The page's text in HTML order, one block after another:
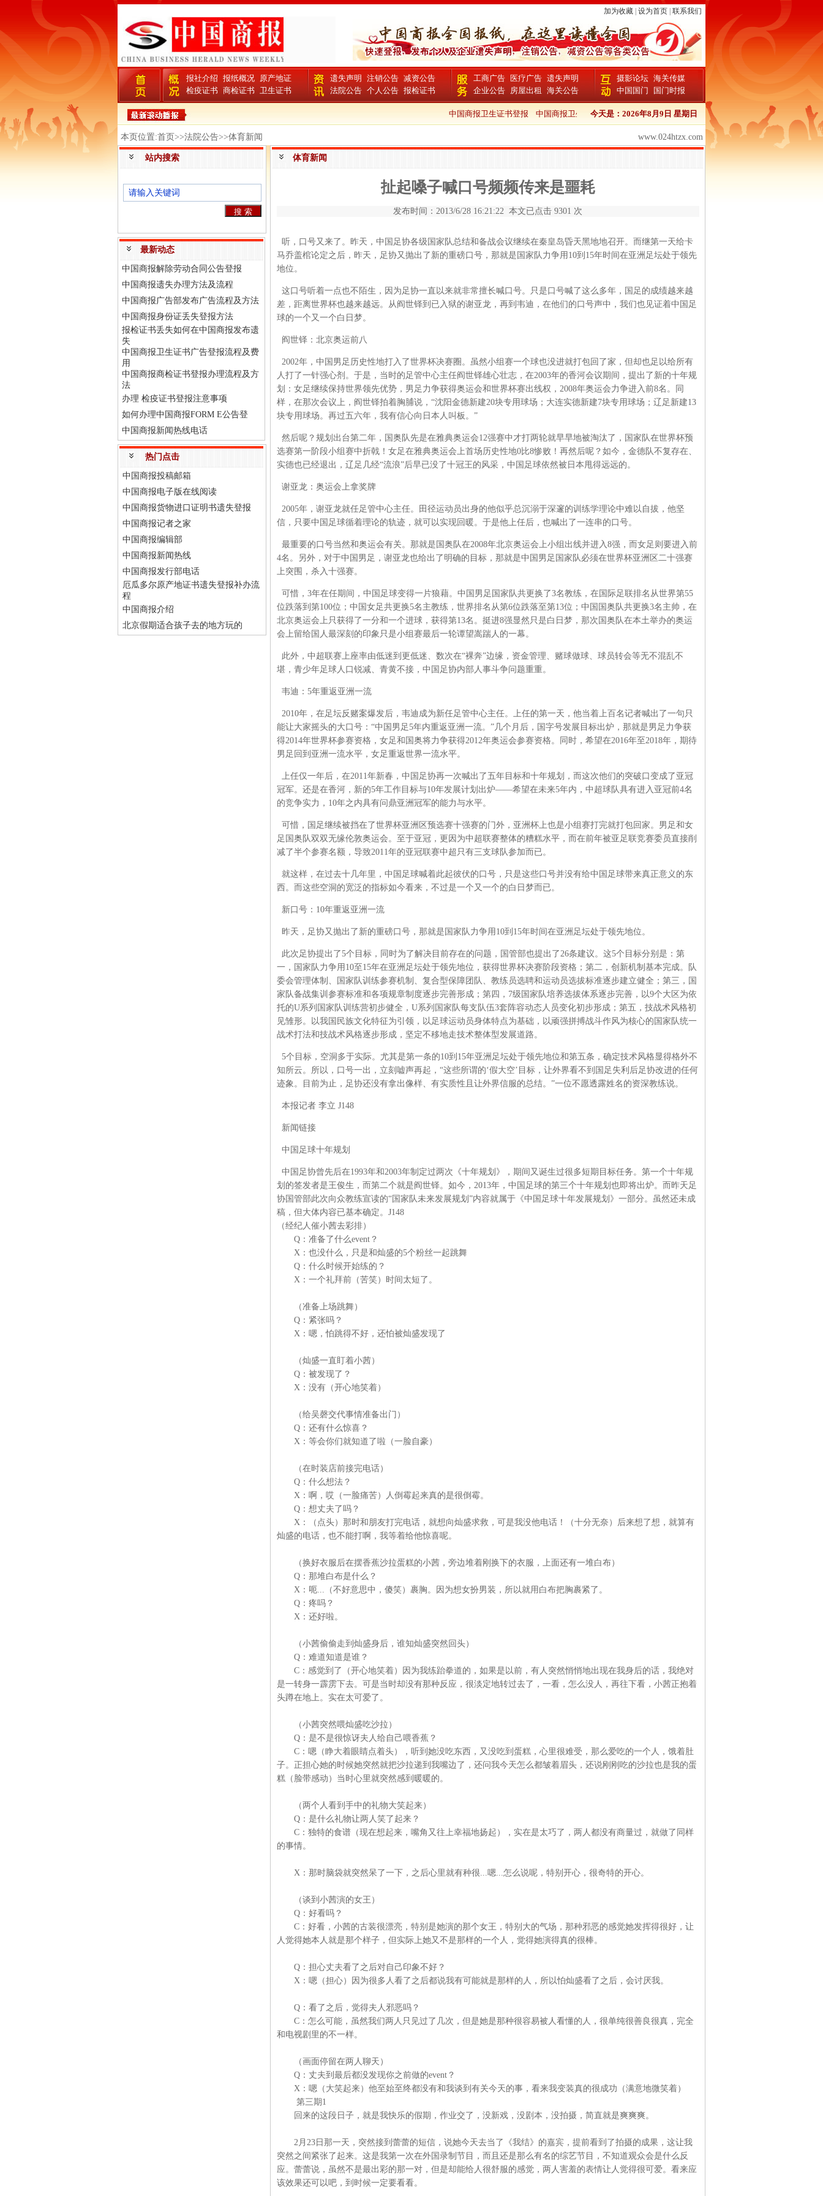
加为收藏 设为首页 联系我们
报社介绍 报纸概况 原产地证
检疫证书 商检证书 卫生证书
遗失声明 注销公告 减资公告
法院公告 个人公告 报检证书
工商广告 医疗广告 遗失声明
企业公告 房屋出租 海关公告
摄影论坛 海关传媒
中国国门
国门时报
中国商报卫生证书登报 中国商报卫生证书登报流程 中国商报报检证书登报 中国商报个人证件遗失登报 中
今天是： 2026年8月9日 星期日
本页位置:首页>>法院公告>>体育新闻 www.024htzx.com
站内搜索
最新动态
中国商报解除劳动合同公告登报
中国商报遗失办理方法及流程
中国商报广告部发布广告流程及方法
中国商报身份证丢失登报方法
报检证书丢失如何在中国商报发布遗
失
中国商报卫生证书广告登报流程及费
用
中国商报商检证书登报办理流程及方
法
办理 检疫证书登报注意事项
如何办理中国商报FORM E公告登
中国商报新闻热线电话
热门点击
中国商报投稿邮箱
中国商报电子版在线阅读
中国商报货物进口证明书遗失登报
中国商报记者之家
中国商报编辑部
中国商报新闻热线
中国商报发行部电话
厄瓜多尔原产地证书遗失登报补办流
程
中国商报介绍
北京假期适合孩子去的地方玩的
体育新闻
扯起嗓子喊口号频频传来是噩耗
发布时间：2013/6/28 16:21:22 本文已点击 9301 次
听，口号又来了。昨天，中国足协各级国家队总结和备战会议继续在秦皇岛昏天黑地地召开。而继第一天给卡
马乔盖棺论定之后，昨天，足协又抛出了新的重磅口号，那就是国家队力争用10到15年时间在亚洲足坛处于领先
地位。
这口号听着一点也不陌生，因为足协一直以来就非常擅长喊口号。只是口号喊了这么多年，国足的成绩越来越
差，距离世界杯也越来越远。从阎世铎到已入狱的谢亚龙，再到韦迪，在他们的口号声中，我们也见证着中国足
球的一个又一个白日梦。
阎世铎：北京奥运前八
2002年，中国男足历史性地打入了世界杯决赛圈。虽然小组赛一个球也没进就打包回了家，但却也足以给所有
人打了一针强心剂。于是，当时的足管中心主任阎世铎雄心壮志，在2003年的香河会议期间，提出了新的十年规
划：女足继续保持世界领先优势，男足力争获得奥运会和世界杯赛出线权，2008年奥运会力争进入前8名。同
样，在那次会议上，阎世铎拍着胸脯说，“沈阳金德新建20块专用球场；大连实德新建7块专用球场；辽足新建13
块专用球场。再过五六年，我有信心向日本人叫板。”
然后呢？规划出台第二年，国奥队先是在雅典奥运会12强赛中才打两轮就早早地被淘汰了，国家队在世界杯预
选赛第一阶段小组赛中折戟！女足在雅典奥运会上首场历史性地0比8惨败！再然后呢？如今，金德队不复存在、
实德也已经退出，辽足几经“流浪”后早已没了十冠王的风采，中国足球依然被日本甩得远远的。
谢亚龙：奥运会上拿奖牌
2005年，谢亚龙就任足管中心主任。田径运动员出身的他似乎总沉溺于深邃的训练学理论中难以自拔，他坚
信，只要中国足球循着理论的轨迹，就可以实现回暖。于是他上任后，也喊出了一连串的口号。
最重要的口号当然和奥运会有关。那就是国奥队在2008年北京奥运会上小组出线并进入8强，而女足则要进入前
4名。另外，对于中国男足，谢亚龙也给出了明确的目标，那就是中国男足国家队必须在世界杯亚洲区二十强赛
上突围，杀入十强赛。
可惜，3年在任期间，中国足球变得一片狼藉。中国男足国家队共更换了3名教练，在国际足联排名从世界第55
位跌落到第100位；中国女足共更换5名主教练，世界排名从第6位跌落至第13位；中国国奥队共更换3名主帅，在
北京奥运会上只获得了一分和一个进球，获得第13名。挺进8强显然只是白日梦，那次国奥队在本土举办的奥运
会上留给国人最深刻的印象只是小组赛最后一轮谭望嵩踹人的一幕。
此外，中超联赛上座率由低迷到更低迷、数次在“裸奔”边缘，资金管理、赌球做球、球员转会等无不混乱不
堪，青少年足球人口锐减、青黄不接，中国足协内部人事斗争问题重重。
韦迪：5年重返亚洲一流
2010年，在足坛反赌案爆发后，韦迪成为新任足管中心主任。上任的第一天，他当着上百名记者喊出了一句只
能让大家摇头的大口号：“中国男足5年内重返亚洲一流。”几个月后，国字号发展目标出炉，那就是男足力争获
得2014年世界杯参赛资格，女足和国奥将力争获得2012年奥运会参赛资格。同时，希望在2016年至2018年，期待
男足回到亚洲一流水平，女足重返世界一流水平。
上任仅一年后，在2011年新春，中国足协再一次喊出了五年目标和十年规划，而这次他们的突破口变成了亚冠
冠军。还是在香河，新的5年工作目标与10年发展计划出炉——希望在未来5年内，中超球队具有进入亚冠前4名
的竞争实力，10年之内具有问鼎亚洲冠军的能力与水平。
可惜，国足继续被挡在了世界杯亚洲区预选赛十强赛的门外，亚洲杯上也是小组赛打完就打包回家。男足和女
足国奥队双双无缘伦敦奥运会。至于亚冠，更因为中超联赛整体的糟糕水平，而在前年被亚足联竞赛委员直接削
减了半个参赛名额，导致2011年的亚冠联赛中超只有三支球队参加而已。
就这样，在过去十几年里，中国足球喊着此起彼伏的口号，只是这些口号并没有给中国足球带来真正意义的东
西。而这些空洞的宽泛的指标如今看来，不过是一个又一个的白日梦而已。
新口号：10年重返亚洲一流
昨天，足协又抛出了新的重磅口号，那就是国家队力争用10到15年时间在亚洲足坛处于领先地位。
此次足协提出了5个目标，同时为了解决目前存在的问题，国管部也提出了26条建议。这5个目标分别是：第
一，国家队力争用10至15年在亚洲足坛处于领先地位，获得世界杯决赛阶段资格；第二，创新机制基本完成。队
委会管理体制、国家队训练参赛机制、复合型保障团队、教练员选聘和运动员选拔标准逐步建立健全；第三，国
家队备战集训参赛标准和各项规章制度逐步完善形成；第四，7级国家队培养选拔体系逐步完善，以9个大区为依
托的U系列国家队训练营初步健全，U系列国家队每支队伍3套阵容动态人员变化初步形成；第五，技战术风格初
见雏形。以我国民族文化特征为引领，以足球运动员身体特点为基础，以顽强拼搏战斗作风为核心的国家队统一
战术打法和技战术风格逐步形成，坚定不移地走技术整体型发展道路。
5个目标，空洞多于实际。尤其是第一条的10到15年亚洲足坛处于领先地位和第五条，确定技术风格显得格外不
知所云。所以，口号一出，立刻嘘声再起，“这些所谓的‘假大空’目标，让外界看不到国足失利后足协改进的任何
迹象。目前为止，足协还没有拿出像样、有实质性且让外界信服的总结。”一位不愿透露姓名的资深教练说。
本报记者 李立 J148
新闻链接
中国足球十年规划
中国足协曾先后在1993年和2003年制定过两次《十年规划》，期间又诞生过很多短期目标任务。第一个十年规
划的签发者是王俊生，而第二个就是阎世铎。如今，2013年，中国足球的第三个十年规划也即将出炉。而昨天足
协国管部此次向众教练宣读的“国家队未来发展规划”内容就属于《中国足球十年发展规划》一部分。虽然还未成
稿，但大体内容已基本确定。J148
（经纪人催小茜去彩排）
Q：准备了什么event？
X：也没什么，只是和灿盛的5个粉丝一起跳舞
Q：什么时候开始练的？
X：一个礼拜前（苦笑）时间太短了。
（准备上场跳舞）
Q：紧张吗？
X：嗯，怕跳得不好，还怕被灿盛发现了
（灿盛一直盯着小茜）
Q：被发现了？
X：没有（开心地笑着）
（给吴磬交代事情准备出门）
Q：还有什么惊喜？
X：等会你们就知道了啦（一脸自豪）
（在时装店前接完电话）
Q：什么想法？
X：啊，哎（一脸痛苦）人倒霉起来真的是很倒霉。
Q：想丈夫了吗？
X：（点头）那时和朋友打完电话，就想向灿盛求救，可是我没他电话！（十分无奈）后来想了想，就算有
灿盛的电话，也不能打啊，我等着给他惊喜呢。
（换好衣服后在摆香蕉沙拉蛋糕的小茜，旁边堆着刚换下的衣服，上面还有一堆白布）
Q：那堆白布是什么？
X：呃...（不好意思中，傻笑）裹胸。因为想女扮男装，所以就用白布把胸裹紧了。
Q：疼吗？
X：还好啦。
（小茜偷偷走到灿盛身后，谁知灿盛突然回头）
Q：难道知道是谁？
C：感觉到了（开心地笑着）因为我练跆拳道的，如果是以前，有人突然悄悄地出现在我身后的话，我绝对
是一转身一霹雳下去。可是当时却没有那种反应，很淡定地转过去了，一看，怎么没人，再往下看，小茜正抱着
头蹲在地上。实在太可爱了。
（小茜突然喂灿盛吃沙拉）
Q：是不是很惊讶夫人给自己喂香蕉？
C：嗯（睁大着眼睛点着头），听到她没吃东西，又没吃到蛋糕，心里很难受，那么爱吃的一个人，饿着肚
子。正担心她的时候她突然就把沙拉递到我嘴边了，还问我今天怎么都皱着眉头，还说刚刚吃的沙拉也是我的蛋
糕（脸带感动）当时心里就突然感到暖暖的。
（两个人看到手中的礼物大笑起来）
Q：是什么礼物让两人笑了起来？
C：独特的食谱（现在想起来，嘴角又往上幸福地扬起），实在是太巧了，两人都没有商量过，就做了同样
的事情。
X：那时脑袋就突然呆了一下，之后心里就有种很...嗯...怎么说呢，特别开心，很奇特的开心。
（谈到小茜演的女王）
Q：好看吗？
C：好看，小茜的古装很漂亮，特别是她演的那个女王，特别大的气场，那种邪恶的感觉她发挥得很好，让
人觉得她本人就是那个样子，但实际上她又不是那样的一个人，觉得她演得真的很棒。
Q：担心丈夫看了之后对自己印象不好？
X：嗯（担心）因为很多人看了之后都说我有可能就是那样的人，所以怕灿盛看了之后，会讨厌我。
Q：看了之后，觉得夫人邪恶吗？
C：怎么可能，虽然我们两人只见过了几次，但是她是那种很容易被人看懂的人，很单纯很善良很真，完全
和电视剧里的不一样。
（画面停留在两人聊天）
Q：丈夫到最后都没发现你之前做的event？
X：嗯（大笑起来）他至始至终都没有和我谈到有关今天的事，看来我变装真的很成功（满意地微笑着）
第三期1
回来的这段日子，就是我快乐的假期，作业交了，没新戏，没剧本，没拍摄，简直就是爽爽爽。
2月23日那一天，突然接到蕾蕾的短信，说她今天去当了《我结》的嘉宾，提前看到了拍摄的成果，这让我
突然之间紧张了起来。这是我第一次在外国录制节目，而且还是那么有名的综艺节目，不知道观众会是什么反
应。蕾蕾说，虽然不是最出彩的那一对，但是却能给人很舒服的感觉，两人害羞的表情让人觉得很可爱。看来应
该效果还可以吧，到时候一定要看看。